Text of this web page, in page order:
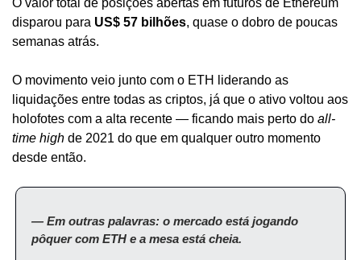
disparou para US$ 57 bilhões, quase o dobro de poucas
semanas atrás.
O movimento veio junto com o ETH liderando as
liquidações entre todas as criptos, já que o ativo voltou aos
holofotes com a alta recente — ficando mais perto do all-
time high de 2021 do que em qualquer outro momento
desde então.
— Em outras palavras: o mercado está jogando
pôquer com ETH e a mesa está cheia.